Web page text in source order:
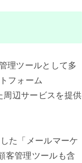
理ツールとして多
フォーム
周辺サービスを提供
た「メールマーケ
客管理ツールも含